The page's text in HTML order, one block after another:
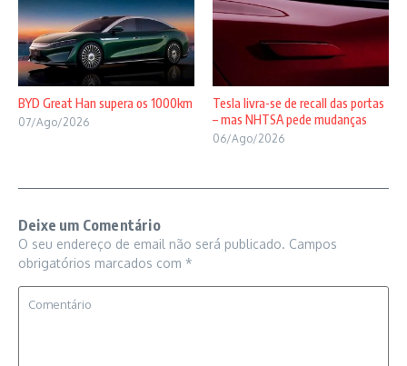
BYD Great Han supera os 1000km
07/Ago/2026
Tesla livra-se de recall das portas
– mas NHTSA pede mudanças
06/Ago/2026
Deixe um Comentário
O seu endereço de email não será publicado. Campos
obrigatórios marcados com *